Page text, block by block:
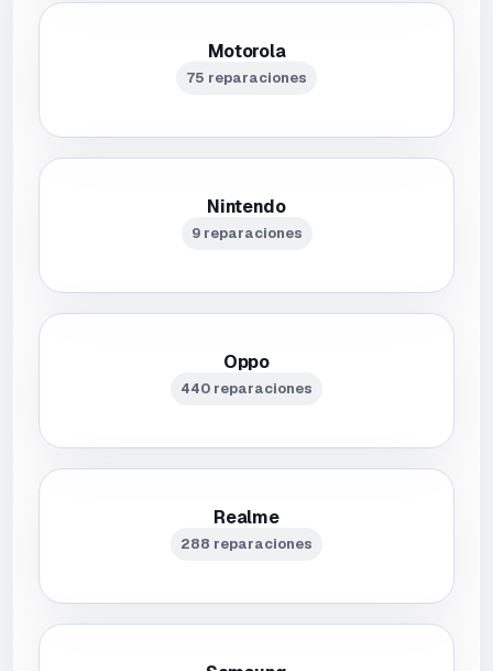
Motorola
75 reparaciones
Nintendo
9 reparaciones
Oppo
440 reparaciones
Realme
288 reparaciones